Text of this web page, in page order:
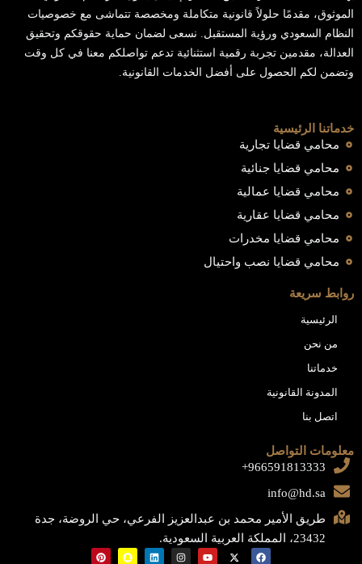
الموثوق، مقدمًا حلولاً قانونية متكاملة ومخصصة تتماشى مع خصوصيات
النظام السعودي ورؤية المستقبل. نسعى لضمان حماية حقوقكم وتحقيق
العدالة، مقدمين تجربة رقمية استثنائية تدعم تواصلكم معنا في كل وقت
وتضمن لكم الحصول على أفضل الخدمات القانونية.
خدماتنا الرئيسية
محامي قضايا تجارية
محامي قضايا جنائية
محامي قضايا عمالية
محامي قضايا عقارية
محامي قضايا مخدرات
محامي قضايا نصب واحتيال
روابط سريعة
الرئيسية
من نحن
خدماتنا
المدونة القانونية
اتصل بنا
معلومات التواصل
966591813333+
info@hd.sa
طريق الأمير محمد بن عبدالعزيز الفرعي، حي الروضة، جدة
23432، المملكة العربية السعودية.